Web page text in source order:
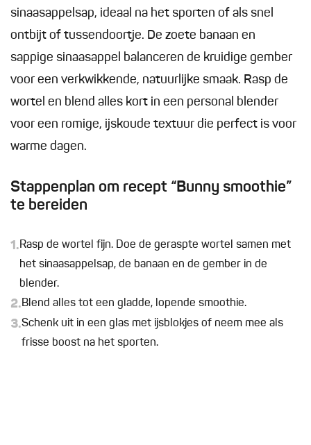
sinaasappelsap, ideaal na het sporten of als snel
ontbijt of tussendoortje. De zoete banaan en
sappige sinaasappel balanceren de kruidige gember
voor een verkwikkende, natuurlijke smaak. Rasp de
wortel en blend alles kort in een personal blender
voor een romige, ijskoude textuur die perfect is voor
warme dagen.
Stappenplan om recept “Bunny smoothie”
te bereiden
1.Rasp de wortel fijn. Doe de geraspte wortel samen met
het sinaasappelsap, de banaan en de gember in de
blender.
2.Blend alles tot een gladde, lopende smoothie.
3.Schenk uit in een glas met ijsblokjes of neem mee als
frisse boost na het sporten.